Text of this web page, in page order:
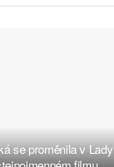
se proměnila v Lady